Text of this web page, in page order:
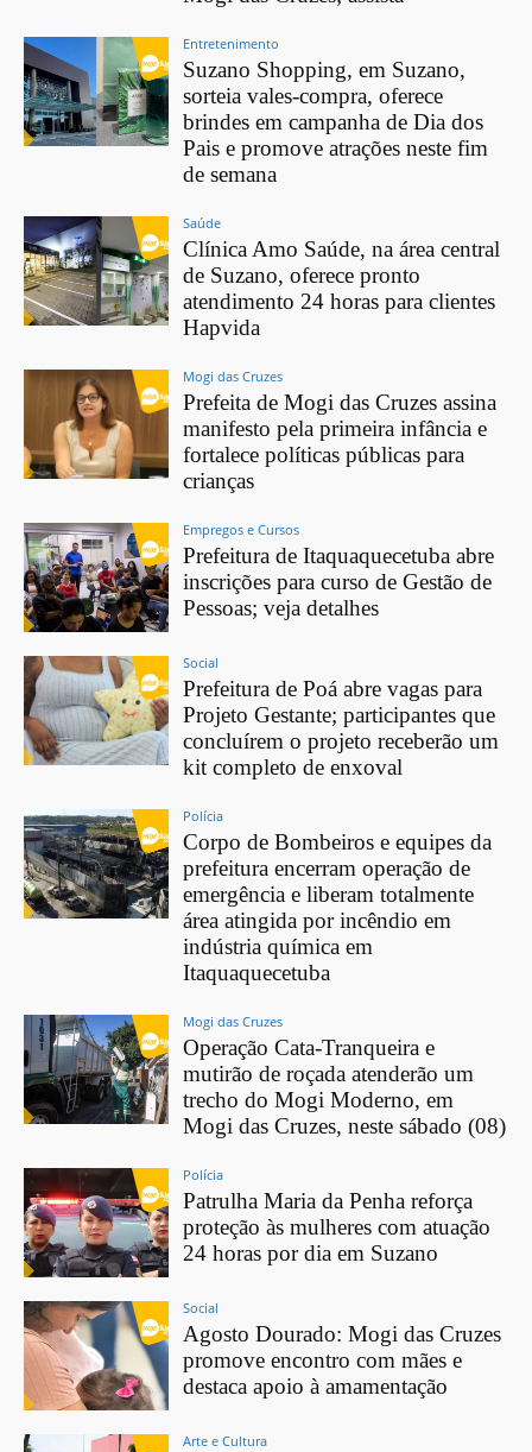
Entretenimento
Suzano Shopping, em Suzano,
sorteia vales-compra, oferece
brindes em campanha de Dia dos
Pais e promove atrações neste fim
de semana
Saúde
Clínica Amo Saúde, na área central
de Suzano, oferece pronto
atendimento 24 horas para clientes
Hapvida
Mogi das Cruzes
Prefeita de Mogi das Cruzes assina
manifesto pela primeira infância e
fortalece políticas públicas para
crianças
Empregos e Cursos
Prefeitura de Itaquaquecetuba abre
inscrições para curso de Gestão de
Pessoas; veja detalhes
Social
Prefeitura de Poá abre vagas para
Projeto Gestante; participantes que
concluírem o projeto receberão um
kit completo de enxoval
Polícia
Corpo de Bombeiros e equipes da
prefeitura encerram operação de
emergência e liberam totalmente
área atingida por incêndio em
indústria química em
Itaquaquecetuba
Mogi das Cruzes
Operação Cata-Tranqueira e
mutirão de roçada atenderão um
trecho do Mogi Moderno, em
Mogi das Cruzes, neste sábado (08)
Polícia
Patrulha Maria da Penha reforça
proteção às mulheres com atuação
24 horas por dia em Suzano
Social
Agosto Dourado: Mogi das Cruzes
promove encontro com mães e
destaca apoio à amamentação
Arte e Cultura